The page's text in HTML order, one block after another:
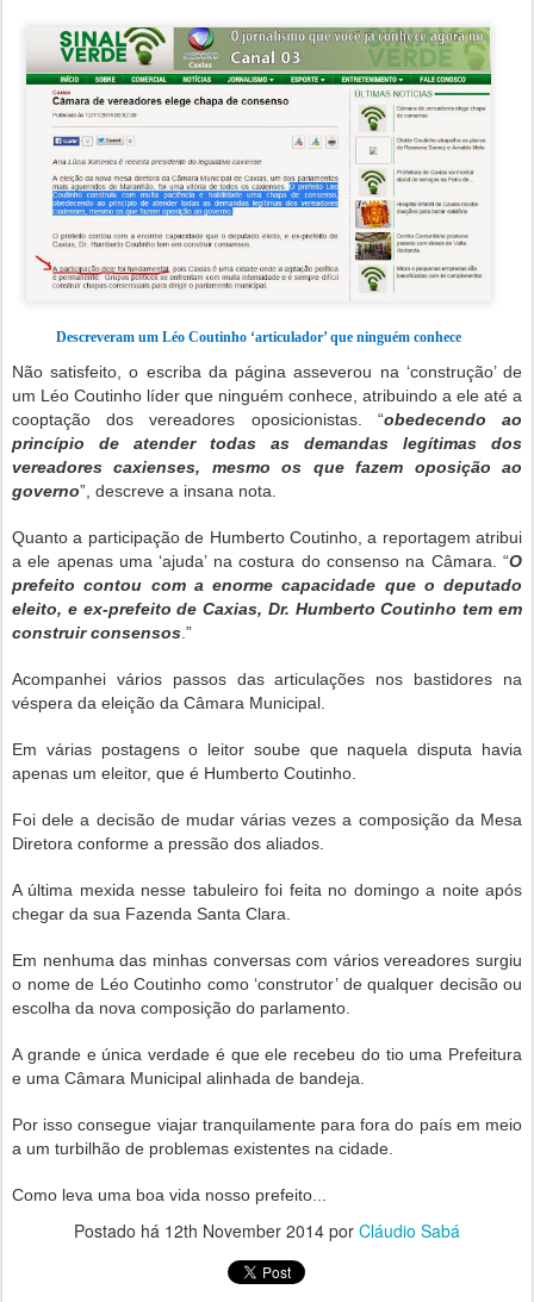
Descreveram um Léo Coutinho ‘articulador’ que ninguém conhece
Não satisfeito, o escriba da página asseverou na ‘construção’ de
um Léo Coutinho líder que ninguém conhece, atribuindo a ele até a
cooptação dos vereadores oposicionistas. “obedecendo ao
princípio de atender todas as demandas legítimas dos
vereadores caxienses, mesmo os que fazem oposição ao
governo”, descreve a insana nota.
Quanto a participação de Humberto Coutinho, a reportagem atribui
a ele apenas uma ‘ajuda’ na costura do consenso na Câmara. “O
prefeito contou com a enorme capacidade que o deputado
eleito, e ex-prefeito de Caxias, Dr. Humberto Coutinho tem em
construir consensos .”
Acompanhei vários passos das articulações nos bastidores na
véspera da eleição da Câmara Municipal.
Em várias postagens o leitor soube que naquela disputa havia
apenas um eleitor, que é Humberto Coutinho.
Foi dele a decisão de mudar várias vezes a composição da Mesa
Diretora conforme a pressão dos aliados.
A última mexida nesse tabuleiro foi feita no domingo a noite após
chegar da sua Fazenda Santa Clara.
Em nenhuma das minhas conversas com vários vereadores surgiu
o nome de Léo Coutinho como ‘construtor’ de qualquer decisão ou
escolha da nova composição do parlamento.
A grande e única verdade é que ele recebeu do tio uma Prefeitura
e uma Câmara Municipal alinhada de bandeja.
Por isso consegue viajar tranquilamente para fora do país em meio
a um turbilhão de problemas existentes na cidade.
Como leva uma boa vida nosso prefeito...
Postado há 12th November 2014 por Cláudio Sabá